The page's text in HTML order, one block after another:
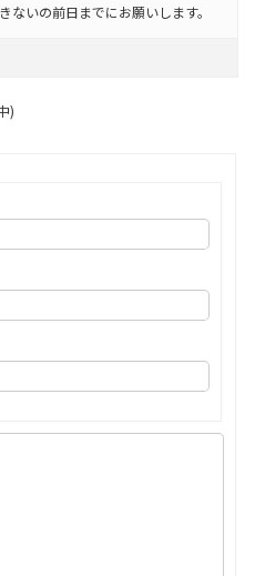
ないの前日までにお願いします。
)